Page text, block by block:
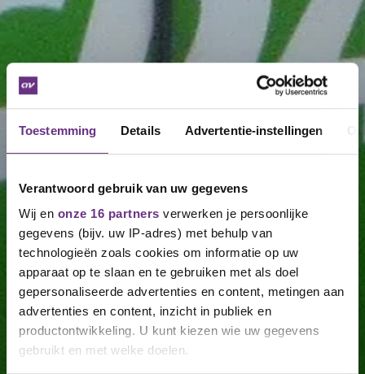
Toestemming Details Advertentie-instellingen
Verantwoord gebruik van uw gegevens
Wij en onze 16 partners verwerken je persoonlijke
gegevens (bijv. uw IP-adres) met behulp van
technologieën zoals cookies om informatie op uw
apparaat op te slaan en te gebruiken met als doel
gepersonaliseerde advertenties en content, metingen aan
advertenties en content, inzicht in publiek en
productontwikkeling. U kunt kiezen wie uw gegevens
gebruikt en met welke doelen.